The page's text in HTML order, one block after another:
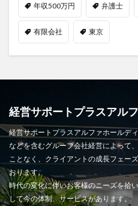
年収500万円 弁護士
有限会社 東京
経営サポートプラスアル
経営サポートプラスアルファホールデ
などを含むグループ会社経営によって
ことなく、クライアントの成長フェー
おります。
時代の変化に伴いお客様のニーズを拾
して今の体制、サービスがあります。